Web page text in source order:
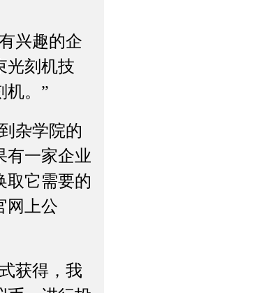
兴趣的企
光刻机技
机。”
杂学院的
有一家企业
取它需要的
网上公
获得，我